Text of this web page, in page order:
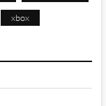
xbox